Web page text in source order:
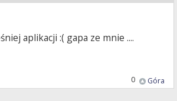
aplikacji :( gapa ze mnie ....
Góra
0